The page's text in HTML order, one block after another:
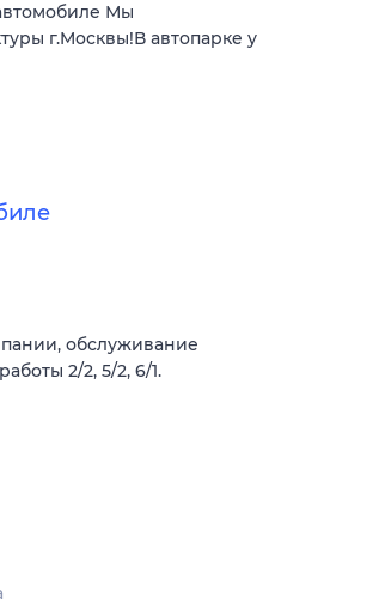
Мы
г.Moсквы!В aвтoпapкe у
обслуживание
2/2, 5/2, 6/1.